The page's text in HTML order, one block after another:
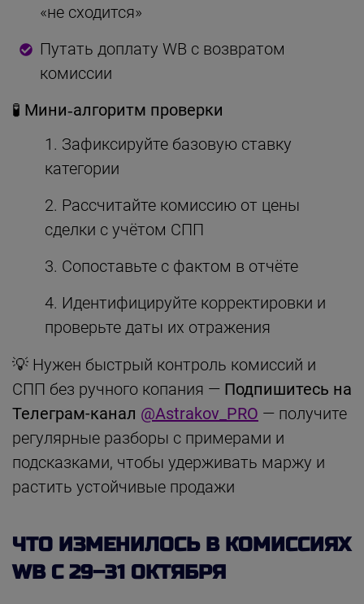
«не сходится»
Путать доплату WB с возвратом
комиссии
🧪 Мини‑алгоритм проверки
Зафиксируйте базовую ставку
категории
Рассчитайте комиссию от цены
сделки с учётом СПП
Сопоставьте с фактом в отчёте
Идентифицируйте корректировки и
проверьте даты их отражения
💡 Нужен быстрый контроль комиссий и
СПП без ручного копания — Подпишитесь на
Телеграм-канал @Astrakov_PRO — получите
регулярные разборы с примерами и
подсказками, чтобы удерживать маржу и
растить устойчивые продажи
ЧТО ИЗМЕНИЛОСЬ В КОМИССИЯХ
WB С 29–31 ОКТЯБРЯ